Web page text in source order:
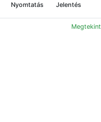
Nyomtatás Jelentés